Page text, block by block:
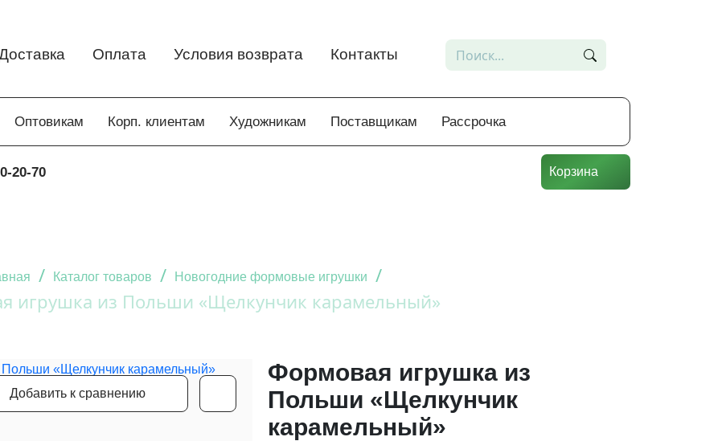
Оплата Условия возврата Контакты
Оптовикам Корп. клиентам Художникам Поставщикам Рассрочка
20-70 Корзина
/ Каталог товаров / Новогодние формовые игрушки
/
игрушка из Польши «Щелкунчик карамельный»
Добавить к сравнению
Формовая игрушка из
Польши «Щелкунчик
карамельный»